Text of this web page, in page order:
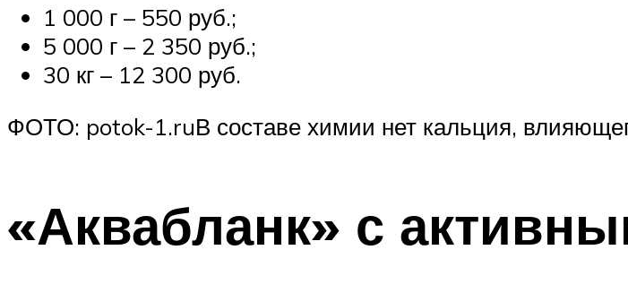
1 000 г – 550 руб.;
5 000 г – 2 350 руб.;
30 кг – 12 300 руб.
ФОТО: potok-1.ruВ составе химии нет кальция,
«Аквабланк» с